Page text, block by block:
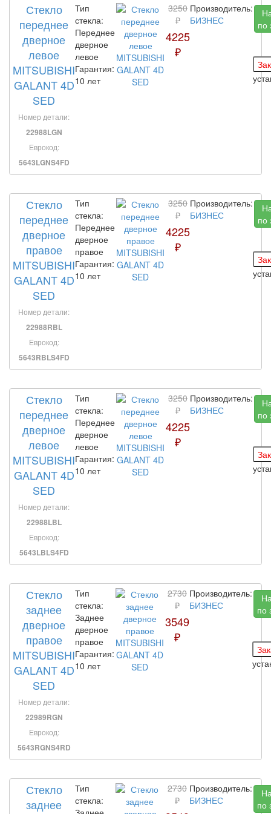
Стекло
переднее
дверное
левое
MITSUBISHI
GALANT 4D
SED
Номер детали:
22988LGN
Еврокод:
5643LGNS4FD
Тип
стекла:
Переднее
дверное
левое
Гарантия:
10 лет
3250
₽
4225
₽
Производитель:
БИЗНЕС
по
Стекло
переднее
дверное
правое
MITSUBISHI
GALANT 4D
SED
Номер детали:
22988RBL
Еврокод:
5643RBLS4FD
Тип
стекла:
Переднее
дверное
правое
Гарантия:
10 лет
3250
₽
4225
₽
Производитель:
БИЗНЕС
по
Стекло
переднее
дверное
левое
MITSUBISHI
GALANT 4D
SED
Номер детали:
22988LBL
Еврокод:
5643LBLS4FD
Тип
стекла:
Переднее
дверное
левое
Гарантия:
10 лет
3250
₽
4225
₽
Производитель:
БИЗНЕС
по
Стекло
заднее
дверное
правое
MITSUBISHI
GALANT 4D
SED
Номер детали:
22989RGN
Еврокод:
5643RGNS4RD
Тип
стекла:
Заднее
дверное
правое
Гарантия:
10 лет
2730
₽
3549
₽
Производитель:
БИЗНЕС
по
Стекло
заднее
Тип
стекла:
2730
₽
Производитель:
БИЗНЕС
по